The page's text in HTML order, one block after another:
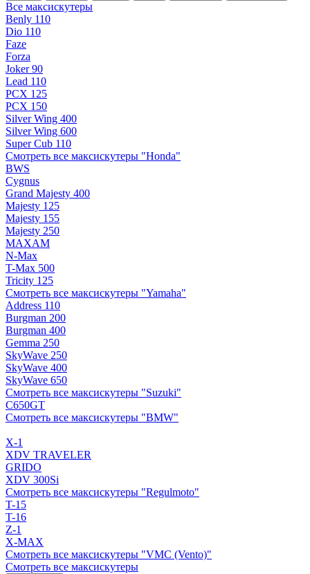
Все максискутеры
Benly 110
Dio 110
Faze
Forza
Joker 90
Lead 110
PCX 125
PCX 150
Silver Wing 400
Silver Wing 600
Super Cub 110
Смотреть все максискутеры "Honda"
BWS
Cygnus
Grand Majesty 400
Majesty 125
Majesty 155
Majesty 250
MAXAM
N-Max
T-Max 500
Tricity 125
Смотреть все максискутеры "Yamaha"
Address 110
Burgman 200
Burgman 400
Gemma 250
SkyWave 250
SkyWave 400
SkyWave 650
Смотреть все максискутеры "Suzuki"
C650GT
Смотреть все максискутеры "BMW"
X-1
XDV TRAVELER
GRIDO
XDV 300Si
Смотреть все максискутеры "Regulmoto"
T-15
T-16
Z-1
X-MAX
Смотреть все максискутеры "VMC (Vento)"
Смотреть все максискутеры